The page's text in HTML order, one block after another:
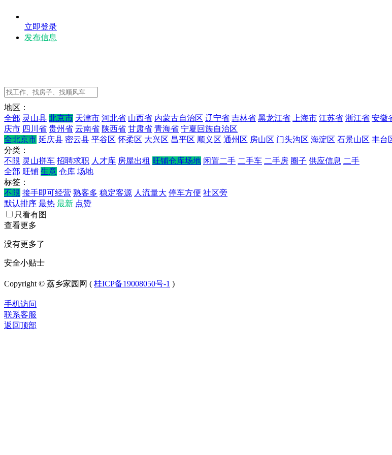
立即登录
发布信息
地区：
全部 灵山县 北京市 天津市 河北省 山西省 内蒙古自治区 辽宁省 吉林省 黑龙江省 上海市 江苏省 浙江省 安徽
庆市 四川省 贵州省 云南省 陕西省 甘肃省 青海省 宁夏回族自治区
全北京市 延庆县 密云县 平谷区 怀柔区 大兴区 昌平区 顺义区 通州区 房山区 门头沟区 海淀区 石景山区 丰台
分类：
不限 灵山拼车 招聘求职 人才库 房屋出租 旺铺仓库场地 闲置二手 二手车 二手房 圈子 供应信息 二手
全部 旺铺 生意 仓库 场地
标签：
不限 接手即可经营 熟客多 稳定客源 人流量大 停车方便 社区旁
默认排序 最热 最新 点赞
只看有图
查看更多
没有更多了
安全小贴士
Copyright © 荔乡家园网 ( 桂ICP备19008050号-1 )
手机访问
联系客服
返回顶部